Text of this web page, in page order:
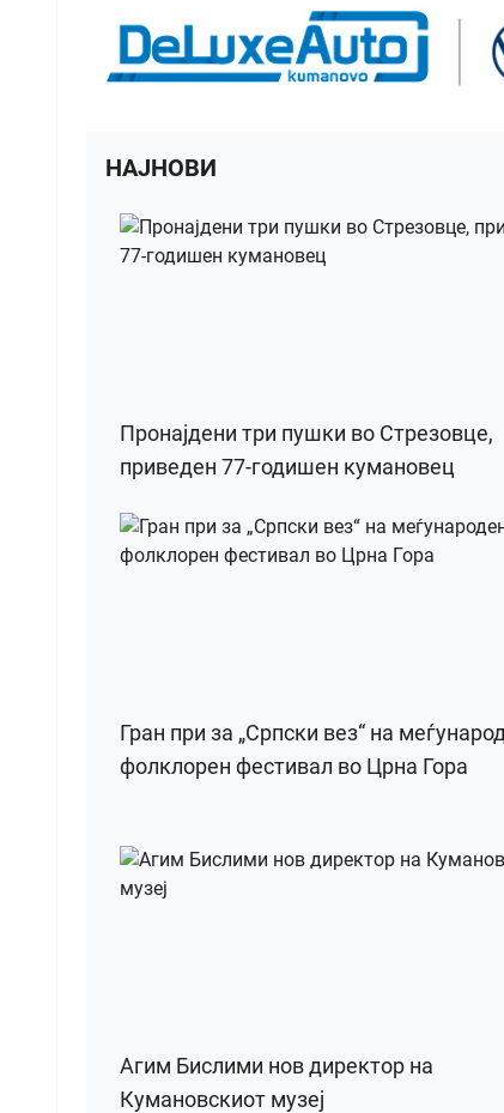
НАЈНОВИ
Пронајдени три пушки во Стрезовце,
приведен 77-годишен кумановец
Гран при за „Српски вез“ на
фолклорен фестивал во Црна Гора
Агим Бислими нов директор на
Кумановскиот музеј